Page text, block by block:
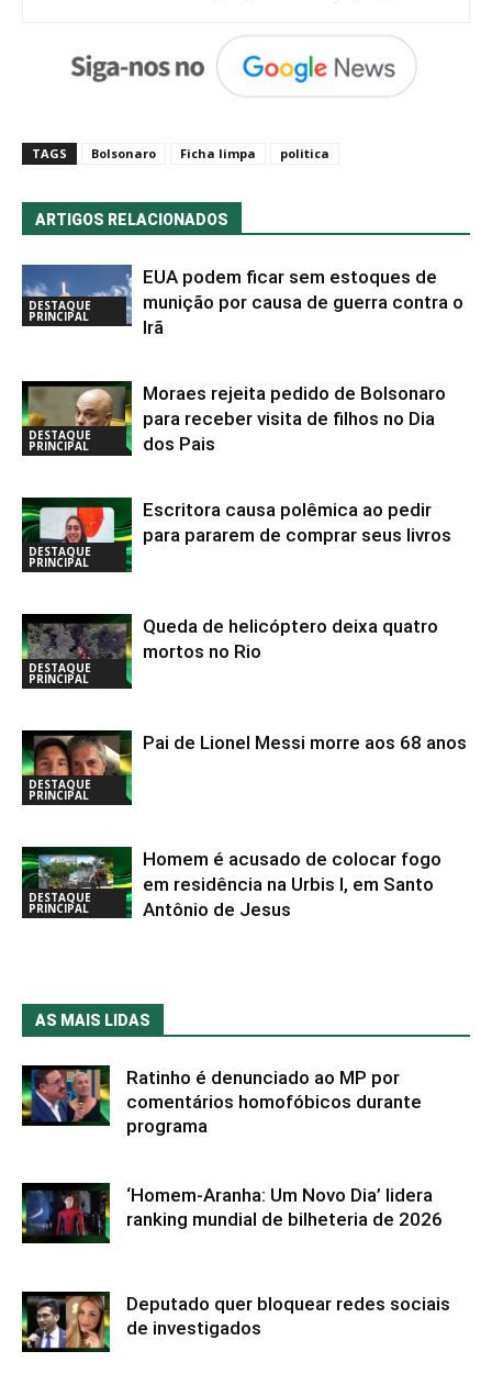
TAGS Bolsonaro Ficha limpa politica
ARTIGOS RELACIONADOS
DESTAQUE
PRINCIPAL
EUA podem ficar sem estoques de
munição por causa de guerra contra o
Irã
DESTAQUE
PRINCIPAL
Moraes rejeita pedido de Bolsonaro
para receber visita de filhos no Dia
dos Pais
DESTAQUE
PRINCIPAL
Escritora causa polêmica ao pedir
para pararem de comprar seus livros
DESTAQUE
PRINCIPAL
Queda de helicóptero deixa quatro
mortos no Rio
DESTAQUE
PRINCIPAL
Pai de Lionel Messi morre aos 68 anos
DESTAQUE
PRINCIPAL
Homem é acusado de colocar fogo
em residência na Urbis I, em Santo
Antônio de Jesus
AS MAIS LIDAS
Ratinho é denunciado ao MP por
comentários homofóbicos durante
programa
‘Homem-Aranha: Um Novo Dia’ lidera
ranking mundial de bilheteria de 2026
Deputado quer bloquear redes sociais
de investigados